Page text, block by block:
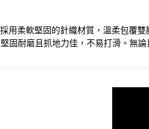
用柔軟堅固的針織材質，溫柔包覆
固耐磨且抓地力佳，不易打滑。無